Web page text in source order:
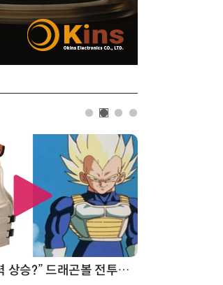
“입으면 전투력 상승?” 드래곤볼 전투복 닮은 중량조끼